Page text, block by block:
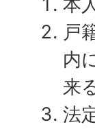
戸
内
来
法